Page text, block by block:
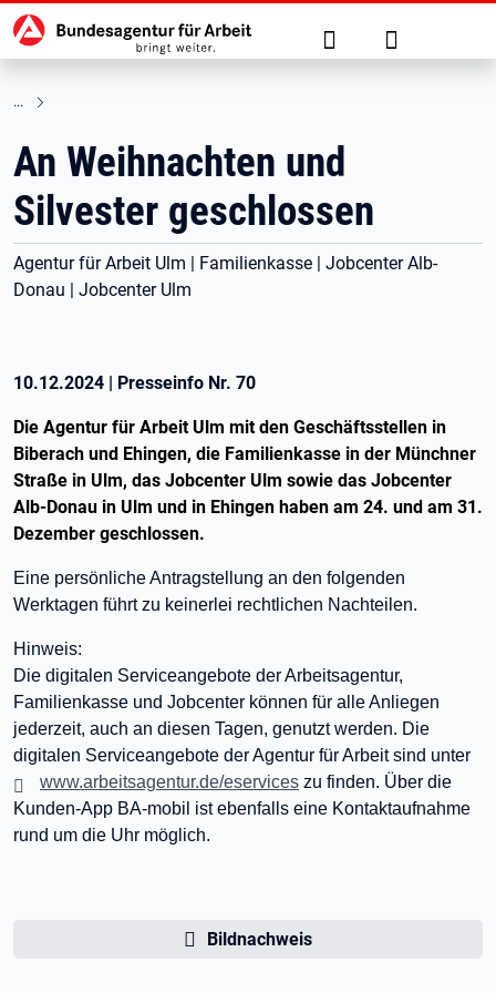
zu den Hauptinhalten springen
Hauptnavigation Suche Anmelden
An Weihnachten und
Silvester geschlossen
Agentur für Arbeit Ulm | Familienkasse | Jobcenter Alb-
Donau | Jobcenter Ulm
10.12.2024 | Presseinfo Nr. 70
Die Agentur für Arbeit Ulm mit den Geschäftsstellen in
Biberach und Ehingen, die Familienkasse in der Münchner
Straße in Ulm, das Jobcenter Ulm sowie das Jobcenter
Alb-Donau in Ulm und in Ehingen haben am 24. und am 31.
Dezember geschlossen.
Eine persönliche Antragstellung an den folgenden
Werktagen führt zu keinerlei rechtlichen Nachteilen.
Hinweis:
Die digitalen Serviceangebote der Arbeitsagentur,
Familienkasse und Jobcenter können für alle Anliegen
jederzeit, auch an diesen Tagen, genutzt werden. Die
digitalen Serviceangebote der Agentur für Arbeit sind unter
www.arbeitsagentur.de/eservices zu finden. Über die
Kunden-App BA-mobil ist ebenfalls eine Kontaktaufnahme
rund um die Uhr möglich.
Bildnachweis